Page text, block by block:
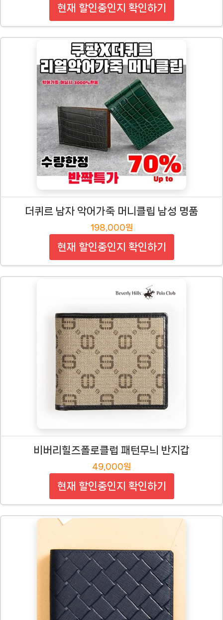
현재 할인중인지 확인하기
더퀴르 남자 악어가죽 머니클립 남성 명품
198,000원
현재 할인중인지 확인하기
비버리힐즈폴로클럽 패턴무늬 반지갑
49,000원
현재 할인중인지 확인하기